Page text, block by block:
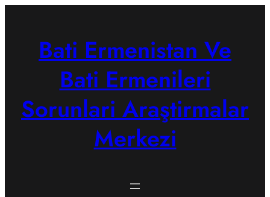
Bati Ermenistan Ve
Bati Ermenileri
Sorunlari Araştirmalar
Merkezi